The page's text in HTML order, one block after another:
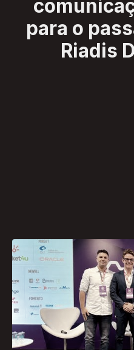
para o
Riadis
Na última sexta-feira
Ads, Riadis Dornelles,
Viasoft Connect sobre
da comunicação,